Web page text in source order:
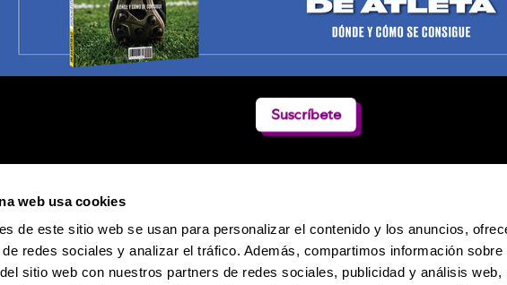
web usa cookies
de este sitio web se usan para personalizar el contenido y los anuncios,
redes sociales y analizar el tráfico. Además, compartimos información sobre
sitio web con nuestros partners de redes sociales, publicidad y análisis web,
Suscríbete